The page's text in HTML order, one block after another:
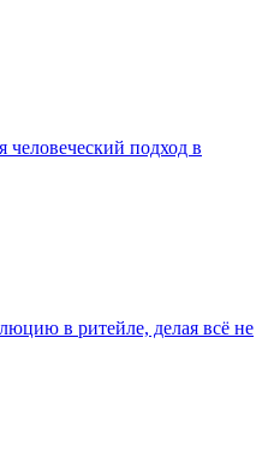
человеческий подход в
в ритейле, делая всё не